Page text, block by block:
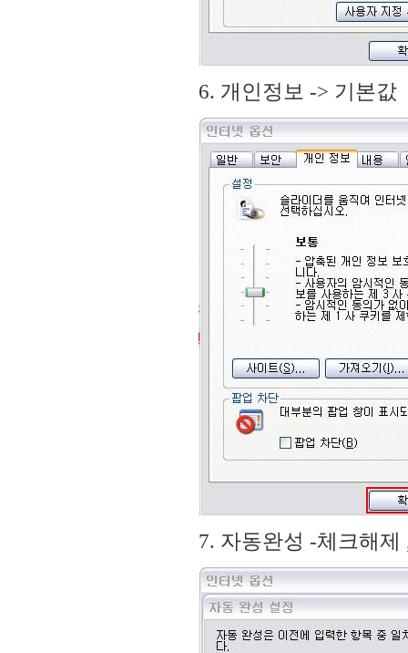
6. 개인정보 -> 기본값
7. 자동완성 -체크해